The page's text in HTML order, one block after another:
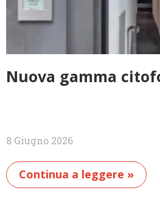
Nuova gamma
8 Giugno 2026
Continua a leggere »